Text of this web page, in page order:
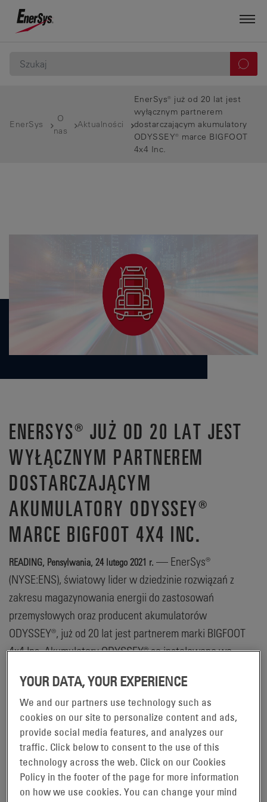
EnerSys
O
nas
Aktualności
EnerSys® już od 20 lat jest
wyłącznym partnerem
dostarczającym akumulatory
ODYSSEY® marce BIGFOOT
4x4 Inc.
ENERSYS® JUŻ OD 20 LAT JEST
WYŁĄCZNYM PARTNEREM
DOSTARCZAJĄCYM
AKUMULATORY ODYSSEY®
MARCE BIGFOOT 4X4 INC.
READING, Pensylwania, 24 lutego 2021 r. — EnerSys®
(NYSE:ENS), światowy lider w dziedzinie rozwiązań z
zakresu magazynowania energii do zastosowań
przemysłowych oraz producent akumulatorów
ODYSSEY®, już od 20 lat jest partnerem marki BIGFOOT
4x4 Inc. Akumulatory ODYSSEY® są instalowane we
wyścigowym i wystawowym BIGFOOT® Monster Truck,
który obejmuje całą flotę pojazdów monster truck,
wozideł i pojazdów wystawowych.
„Akumulatory ODYSSEY® obchodzą w tym roku 25.
urodziny a nasza firma świętuje 25 wspaniałych lat
współpracy z BIGFOOT 4x4” — powiedział Dave
YOUR DATA, YOUR EXPERIENCE
We and our partners use technology such as
cookies on our site to personalize content and ads,
provide social media features, and analyzes our
traffic. Click below to consent to the use of this
technology across the web. Click on our Cookies
Policy in the footer of the page for more information
on how we use cookies. You can change your mind